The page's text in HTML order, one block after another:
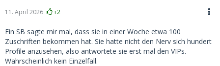
11. April 2026 +2
Ein SB sagte mir mal, dass sie in einer Woche etwa 100
Zuschriften bekommen hat. Sie hatte nicht den Nerv sich hundert
Profile anzusehen, also antwortete sie erst mal den VIPs.
Wahrscheinlich kein Einzelfall.